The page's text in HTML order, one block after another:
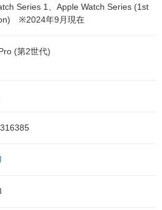
Series 1、Apple Watch Series (1st
※2024年9月現在
(第2世代)